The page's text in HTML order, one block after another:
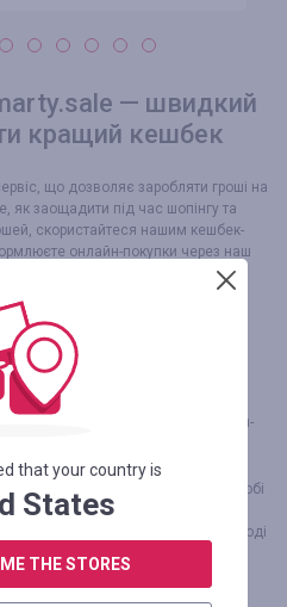
— швидкий
кращий кешбек
що дозволяє заробляти гроші на
як заощадити під час шопінгу та
скористайтеся нашим кешбек-
онлайн-покупки через наш
від загальної суми на власну
в готівку.
нещодавно, прийшло з англійської
«гроші назад». Спочатку кешбек
карток. Однак розвиток онлайн-
в мережі.
має можливість повернути собі
цього потрібно скористатися
чітко виконати певні умови. Тільки тоді
на покупку.
that your country is
States
THE STORES